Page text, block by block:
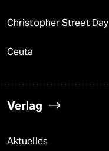
Christopher Street Day
Ceuta
Verlag
Aktuelles